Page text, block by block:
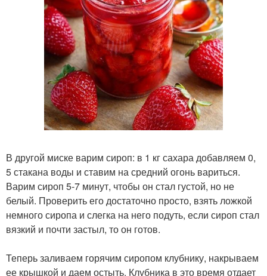
В другой миске варим сироп: в 1 кг сахара добавляем 0,
5 стакана воды и ставим на средний огонь вариться.
Варим сироп 5-7 минут, чтобы он стал густой, но не
белый. Проверить его достаточно просто, взять ложкой
немного сиропа и слегка на него подуть, если сироп стал
вязкий и почти застыл, то он готов.
Теперь заливаем горячим сиропом клубнику, накрываем
ее крышкой и даем остыть. Клубника в это время отдает